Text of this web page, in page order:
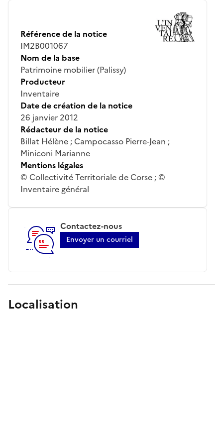
Référence de la notice
IM2B001067
Nom de la base
Patrimoine mobilier (Palissy)
Producteur
Inventaire
Date de création de la notice
26 janvier 2012
Rédacteur de la notice
Billat Hélène ; Campocasso Pierre-Jean ;
Miniconi Marianne
Mentions légales
© Collectivité Territoriale de Corse ; ©
Inventaire général
Contactez-nous
Envoyer un courriel
Localisation